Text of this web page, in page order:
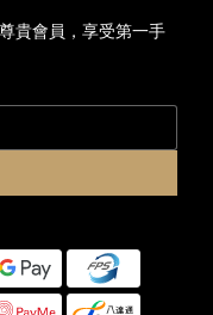
貴會員，享受第一手